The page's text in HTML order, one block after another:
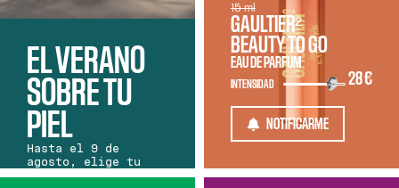
EL VERANO
SOBRE TU
PIEL
Hasta el 9 de
agosto, elige tu
fragancia Gaultier
GAULTIER²
BEAUTY TO GO
EAU DE PARFUM
28 €
INTENSIDAD
15 ml
NOTIFICARME